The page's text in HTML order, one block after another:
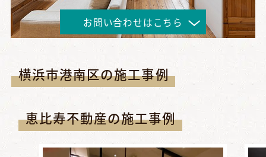
お問い合わせはこちら
横浜市港南区の施工事例
恵比寿不動産の施工事例